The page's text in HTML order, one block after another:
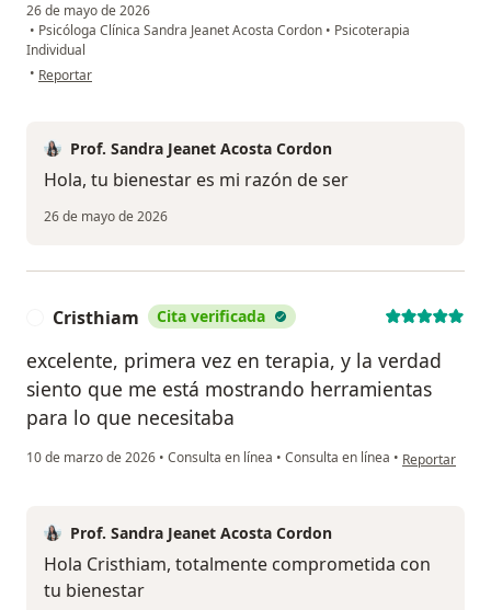
26 de mayo de 2026
• Psicóloga Clínica Sandra Jeanet Acosta Cordon • Psicoterapia
Individual
• en opinión del usuario REM
Reportar
Prof. Sandra Jeanet Acosta Cordon
Hola, tu bienestar es mi razón de ser
26 de mayo de 2026
Cristhiam Cita verificada
excelente, primera vez en terapia, y la verdad
siento que me está mostrando herramientas
para lo que necesitaba
10 de marzo de 2026 • Consulta en línea • Consulta en línea • en opinión
Reportar
Prof. Sandra Jeanet Acosta Cordon
Hola Cristhiam, totalmente comprometida con
tu bienestar